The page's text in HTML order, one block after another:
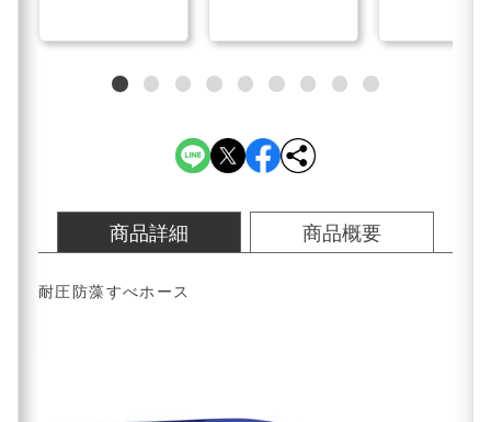
商品詳細 商品概要
耐圧防藻すべホース